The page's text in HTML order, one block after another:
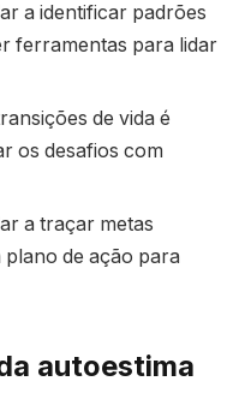
a identificar padrões
ferramentas para lidar
de vida é
os desafios com
a traçar metas
de ação para
autoestima